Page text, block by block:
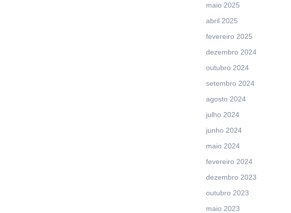
maio 2025
abril 2025
fevereiro 2025
dezembro 2024
outubro 2024
setembro 2024
agosto 2024
julho 2024
junho 2024
maio 2024
fevereiro 2024
dezembro 2023
outubro 2023
maio 2023